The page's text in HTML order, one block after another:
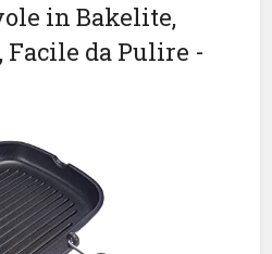
in Bakelite,
Facile da Pulire -